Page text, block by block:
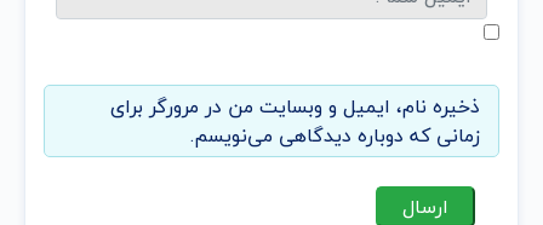
ذخیره نام، ایمیل و وبسایت من در مرورگر برای
زمانی که دوباره دیدگاهی می‌نویسم.